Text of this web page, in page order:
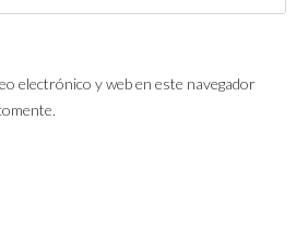
electrónico y web en este navegador